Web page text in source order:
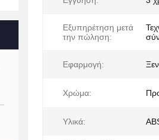
Εξυπηρέτηση μετά
την πώληση:
Εφαρμογή:
Χρώμα:
Υλικά: